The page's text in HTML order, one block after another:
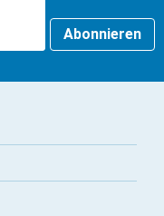
Abonnieren